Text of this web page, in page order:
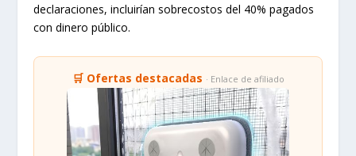
declaraciones, incluirían sobrecostos del 40% pagados
con dinero público.
🛒 Ofertas destacadas · Enlace de afiliado